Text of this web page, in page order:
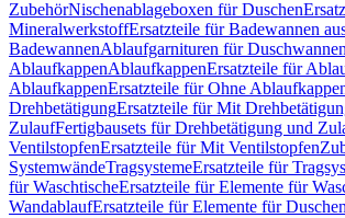
ZubehörNischenablageboxen für Duschen
MineralwerkstoffErsatzteile für Badewannen
BadewannenAblaufgarnituren für
AblaufkappenAblaufkappenErsatzteile für
AblaufkappenErsatzteile für Ohne
DrehbetätigungErsatzteile für Mit
ZulaufFertigbausets für Drehbetätigung und
VentilstopfenErsatzteile für Mit Ventilstopfen
SystemwändeTragsystemeErsatzteile für
für WaschtischeErsatzteile für Elemente für
WandablaufErsatzteile für Elemente für